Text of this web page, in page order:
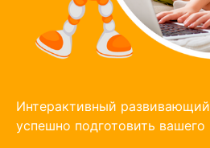
Интерактивный
успешно подготовить